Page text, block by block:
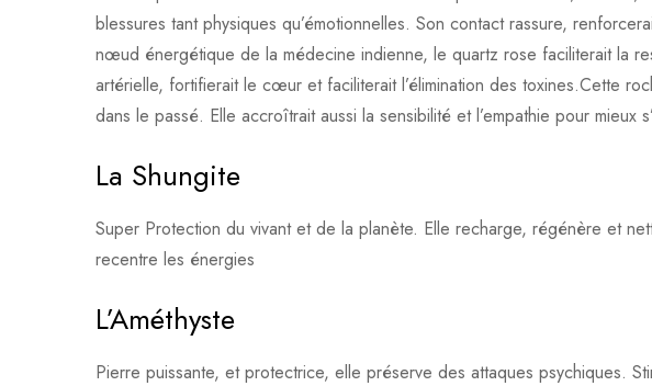
blessures tant physiques qu’émotionnelles. Son contact rassure,
nœud énergétique de la médecine indienne, le quartz rose faciliterait la
artérielle, fortifierait le cœur et faciliterait l’élimination des toxines.Cette
dans le passé. Elle accroîtrait aussi la sensibilité et l’empathie pour mieux
La Shungite
Super Protection du vivant et de la planète. Elle recharge, régénère et
recentre les énergies
L’Améthyste
Pierre puissante, et protectrice, elle préserve des attaques psychiques.